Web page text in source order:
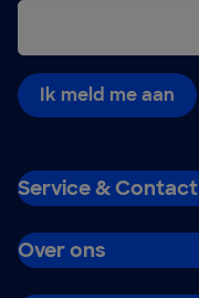
Ik meld me aan
Service & Contact
Over ons